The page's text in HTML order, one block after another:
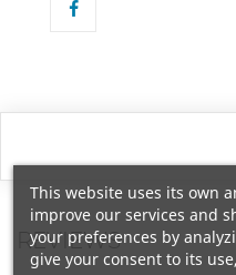
REVIEWS
This website uses its own
improve our services and
your preferences by
give your consent to its